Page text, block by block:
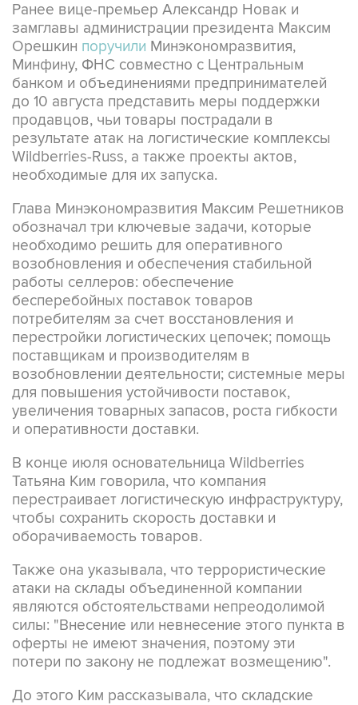
Ранее вице-премьер Александр Новак и
замглавы администрации президента Максим
Орешкин поручили Минэкономразвития,
Минфину, ФНС совместно с Центральным
банком и объединениями предпринимателей
до 10 августа представить меры поддержки
продавцов, чьи товары пострадали в
результате атак на логистические комплексы
Wildberries-Russ, а также проекты актов,
необходимые для их запуска.
Глава Минэкономразвития Максим Решетников
обозначал три ключевые задачи, которые
необходимо решить для оперативного
возобновления и обеспечения стабильной
работы селлеров: обеспечение
бесперебойных поставок товаров
потребителям за счет восстановления и
перестройки логистических цепочек; помощь
поставщикам и производителям в
возобновлении деятельности; системные меры
для повышения устойчивости поставок,
увеличения товарных запасов, роста гибкости
и оперативности доставки.
В конце июля основательница Wildberries
Татьяна Ким говорила, что компания
перестраивает логистическую инфраструктуру,
чтобы сохранить скорость доставки и
оборачиваемость товаров.
Также она указывала, что террористические
атаки на склады объединенной компании
являются обстоятельствами непреодолимой
силы: "Внесение или невнесение этого пункта в
оферты не имеют значения, поэтому эти
потери по закону не подлежат возмещению".
До этого Ким рассказывала, что складские